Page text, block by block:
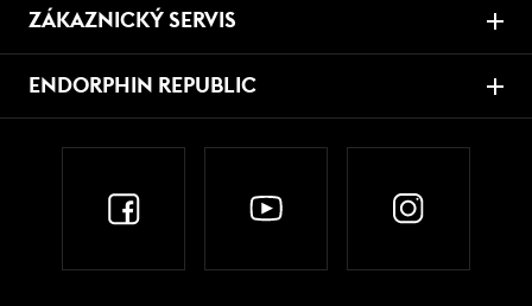
ZÁKAZNICKÝ SERVIS
ENDORPHIN REPUBLIC